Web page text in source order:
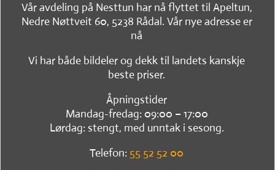
Vår avdeling på Nesttun har nå flyttet til Apeltun,
Nedre Nøttveit 60, 5238 Rådal. Vår nye adresse er
nå
Vi har både bildeler og dekk til landets kanskje
beste priser.
Åpningstider
Mandag-fredag: 09:00 – 17:00
Lørdag: stengt, med unntak i sesong.
Telefon: 55 52 52 00